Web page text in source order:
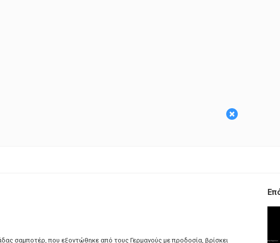
×
σαμποτέρ, που εξοντώθηκε από τους Γερμανούς με προδοσία, βρίσκει